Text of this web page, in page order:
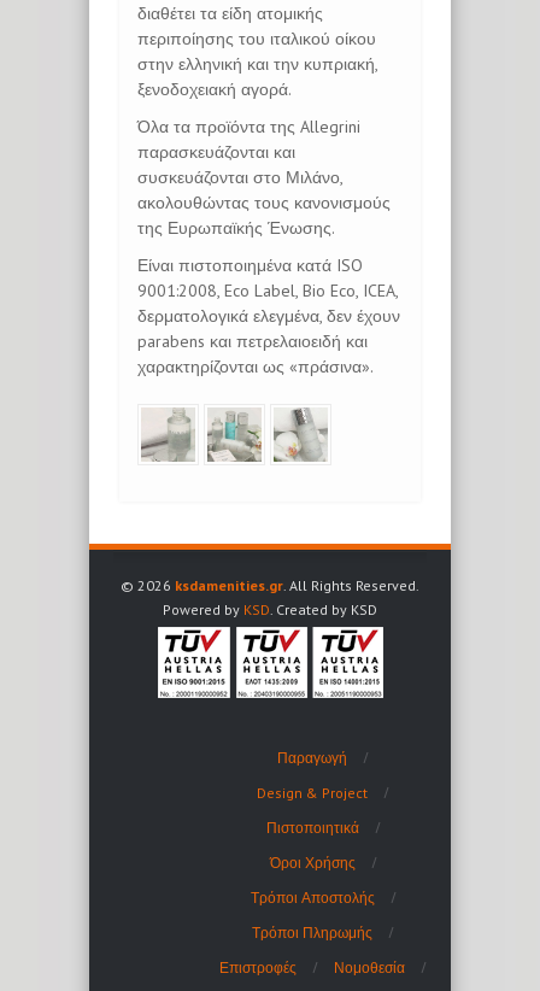
διαθέτει τα είδη ατομικής
περιποίησης του ιταλικού οίκου
στην ελληνική και την κυπριακή,
ξενοδοχειακή αγορά.
Όλα τα προϊόντα της Allegrini
παρασκευάζονται και
συσκευάζονται στο Μιλάνο,
ακολουθώντας τους κανονισμούς
της Ευρωπαϊκής Ένωσης.
Είναι πιστοποιημένα κατά ISO
9001:2008, Eco Label, Bio Eco, ICEA,
δερματολογικά ελεγμένα, δεν έχουν
parabens και πετρελαιοειδή και
χαρακτηρίζονται ως «πράσινα».
© 2026 ksdamenities.gr . All Rights Reserved.
Powered by KSD . Created by KSD
Παραγωγή
Design & Project
Πιστοποιητικά
Όροι Χρήσης
Τρόποι Αποστολής
Τρόποι Πληρωμής
Επιστροφές
Νομοθεσία